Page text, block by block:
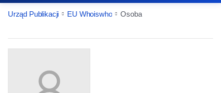
Urząd Publikacji EU Whoiswho Osoba
EntityDetailActions